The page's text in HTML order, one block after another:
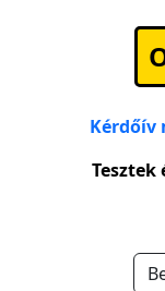
Kérdőív
Tesztek